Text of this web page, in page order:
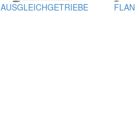
AUSGLEICHGETRIEBE